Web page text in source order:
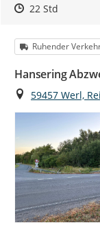
Zeitpunkt des
Zeitpunkt des
22 StdZur
Kategorie
Ruhender
Hansering
Ort
59457 Werl,